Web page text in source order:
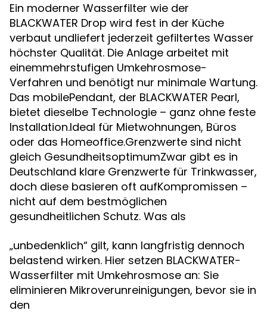
Ein moderner Wasserfilter wie der
BLACKWATER Drop wird fest in der Küche
verbaut undliefert jederzeit gefiltertes Wasser
höchster Qualität. Die Anlage arbeitet mit
einemmehrstufigen Umkehrosmose-
Verfahren und benötigt nur minimale Wartung.
Das mobilePendant, der BLACKWATER Pearl,
bietet dieselbe Technologie – ganz ohne feste
Installation.Ideal für Mietwohnungen, Büros
oder das Homeoffice.Grenzwerte sind nicht
gleich GesundheitsoptimumZwar gibt es in
Deutschland klare Grenzwerte für Trinkwasser,
doch diese basieren oft aufKompromissen –
nicht auf dem bestmöglichen
gesundheitlichen Schutz. Was als
„unbedenklich“ gilt, kann langfristig dennoch
belastend wirken. Hier setzen BLACKWATER-
Wasserfilter mit Umkehrosmose an: Sie
eliminieren Mikroverunreinigungen, bevor sie in
den